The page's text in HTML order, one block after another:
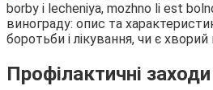
Профілактичні заходи